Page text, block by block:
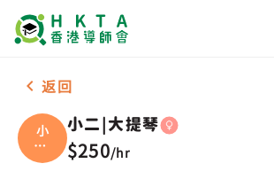
女-1名 小二|大提琴，湾仔 补习推介
返回
小
二|
大提
小二|大提琴
$250/hr